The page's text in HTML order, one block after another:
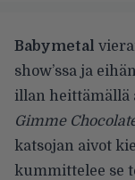
Babymetal
show’ssa ja
illan heittämällä
Gimme
katsojan aivot
kummittelee se